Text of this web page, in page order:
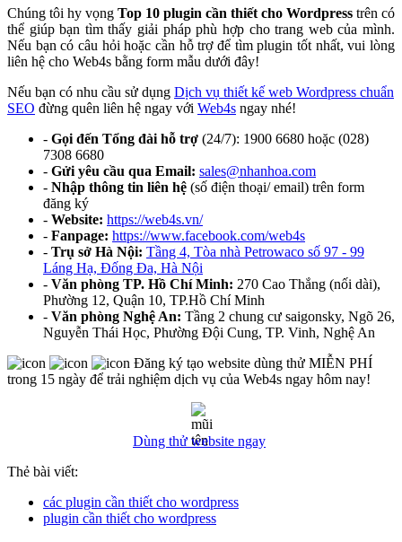
Chúng tôi hy vọng Top 10 plugin cần thiết cho Wordpress trên có
thể giúp bạn tìm thấy giải pháp phù hợp cho trang web của mình.
Nếu bạn có câu hỏi hoặc cần hỗ trợ để tìm plugin tốt nhất, vui lòng
liên hệ cho Web4s bằng form mẫu dưới đây!
Nếu bạn có nhu cầu sử dụng Dịch vụ thiết kế web Wordpress chuẩn
SEO đừng quên liên hệ ngay với Web4s ngay nhé!
- Gọi đến Tổng đài hỗ trợ (24/7): 1900 6680 hoặc (028)
7308 6680
- Gửi yêu cầu qua Email: sales@nhanhoa.com
- Nhập thông tin liên hệ (số điện thoại/ email) trên form
đăng ký
- Website: https://web4s.vn/
- Fanpage: https://www.facebook.com/web4s
- Trụ sở Hà Nội: Tầng 4, Tòa nhà Petrowaco số 97 - 99
Láng Hạ, Đống Đa, Hà Nội
- Văn phòng TP. Hồ Chí Minh: 270 Cao Thắng (nối dài),
Phường 12, Quận 10, TP.Hồ Chí Minh
- Văn phòng Nghệ An: Tầng 2 chung cư saigonsky, Ngõ 26,
Nguyễn Thái Học, Phường Đội Cung, TP. Vinh, Nghệ An
Đăng ký tạo website dùng thử MIỄN PHÍ
trong 15 ngày để trải nghiệm dịch vụ của Web4s ngay hôm nay!
Dùng thử website ngay
Thẻ bài viết:
các plugin cần thiết cho wordpress
plugin cần thiết cho wordpress